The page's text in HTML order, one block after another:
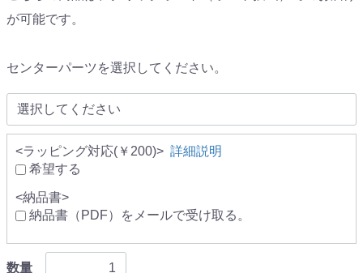
が可能です。
センターパーツを選択してください。
<ラッピング対応(￥200)> 詳細説明
希望する
<納品書>
納品書（PDF）をメールで受け取る。
数量